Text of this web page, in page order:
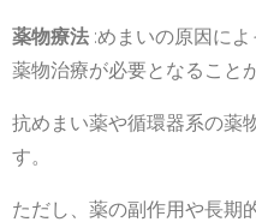
薬物療法 :めまいの原因に
薬物治療が必要となること
抗めまい薬や循環器系の薬
す。
ただし、薬の副作用や長期